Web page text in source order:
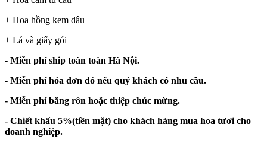
+ Hoa hồng kem dâu
+ Lá và giấy gói
- Miễn phí ship toàn toàn Hà Nội.
- Miễn phí hóa đơn đỏ nếu quý khách có nhu cầu.
- Miễn phí băng rôn hoặc thiệp chúc mừng.
- Chiết khấu 5%(tiền mặt) cho khách hàng mua hoa tươi cho
doanh nghiệp.